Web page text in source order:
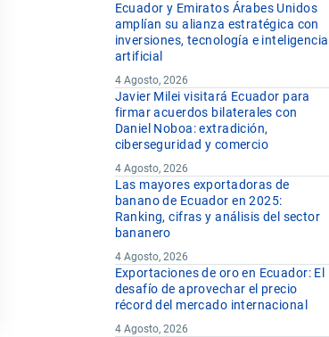
Ecuador y Emiratos Árabes Unidos
amplían su alianza estratégica con
inversiones, tecnología e inteligencia
artificial
4 Agosto, 2026
Javier Milei visitará Ecuador para
firmar acuerdos bilaterales con
Daniel Noboa: extradición,
ciberseguridad y comercio
4 Agosto, 2026
Las mayores exportadoras de
banano de Ecuador en 2025:
Ranking, cifras y análisis del sector
bananero
4 Agosto, 2026
Exportaciones de oro en Ecuador: El
desafío de aprovechar el precio
récord del mercado internacional
4 Agosto, 2026